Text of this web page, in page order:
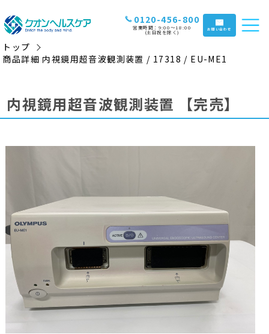
0120-456-800
営業時間：9:00〜18:00
(土日祝を除く) お問い合わせ
トップ
商品詳細 内視鏡用超音波観測装置 / 17318 / EU-ME1
内視鏡用超音波観測装置 【完売】